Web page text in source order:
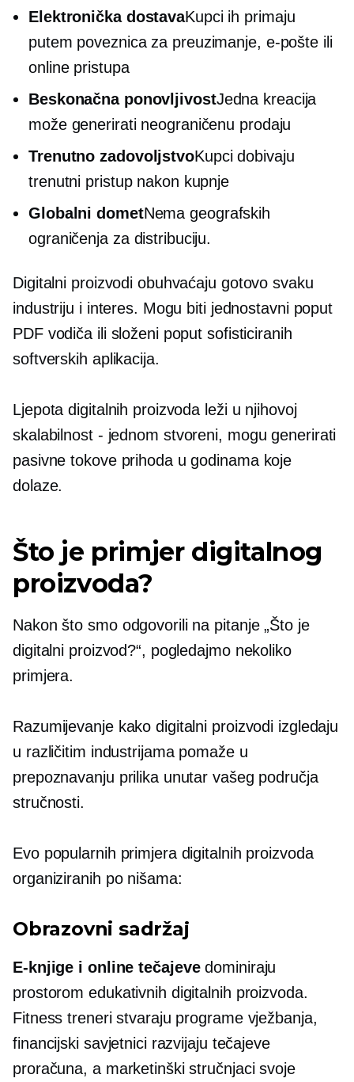
Elektronička dostavaKupci ih primaju
putem poveznica za preuzimanje, e-pošte ili
online pristupa
Beskonačna ponovljivostJedna kreacija
može generirati neograničenu prodaju
Trenutno zadovoljstvoKupci dobivaju
trenutni pristup nakon kupnje
Globalni dometNema geografskih
ograničenja za distribuciju.
Digitalni proizvodi obuhvaćaju gotovo svaku
industriju i interes. Mogu biti jednostavni poput
PDF vodiča ili složeni poput sofisticiranih
softverskih aplikacija.
Ljepota digitalnih proizvoda leži u njihovoj
skalabilnost - jednom stvoreni, mogu generirati
pasivne tokove prihoda u godinama koje
dolaze.
Što je primjer digitalnog
proizvoda?
Nakon što smo odgovorili na pitanje „Što je
digitalni proizvod?“, pogledajmo nekoliko
primjera.
Razumijevanje kako digitalni proizvodi izgledaju
u različitim industrijama pomaže u
prepoznavanju prilika unutar vašeg područja
stručnosti.
Evo popularnih primjera digitalnih proizvoda
organiziranih po nišama:
Obrazovni sadržaj
E-knjige i online tečajevedominiraju
prostorom edukativnih digitalnih proizvoda.
Fitness treneri stvaraju programe vježbanja,
financijski savjetnici razvijaju tečajeve
proračuna, a marketinški stručnjaci svoje